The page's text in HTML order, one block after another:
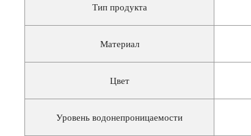
Тип продукта
Материал
Цвет
Уровень водонепроницаемости